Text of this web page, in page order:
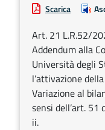
Scarica
Art. 21 L.R.52/
Addendum alla
Università degli
l’attivazione
Variazione al
sensi dell’art. 51
ii.